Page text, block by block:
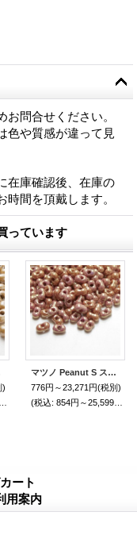
問合せください。
色や質感が違って見
在庫確認後、在庫の
間を頂戴します。
っています
)
マツノ Peanut S ストーン
776円～23,271円(税別)
(税込: 854円～25,599円)
ート
用案内